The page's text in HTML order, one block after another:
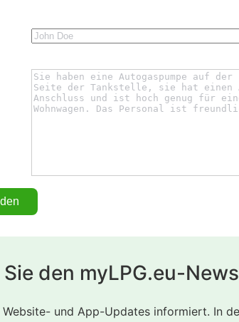
den myLPG.eu-
und App-Updates informiert. In